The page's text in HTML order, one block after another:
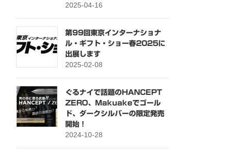
2025-04-16
第99回東京インターナショナ
ル・ギフト・ショー春2025に
出展します
2025-02-08
ぐるナイで話題のHANCEPT
ZERO、Makuakeでゴール
ド、ダークシルバーの限定発売
開始！
2024-10-28